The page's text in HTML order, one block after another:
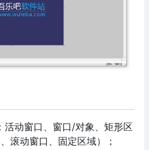
活动窗口、窗口/对象、矩形区
滚动窗口、固定区域）；